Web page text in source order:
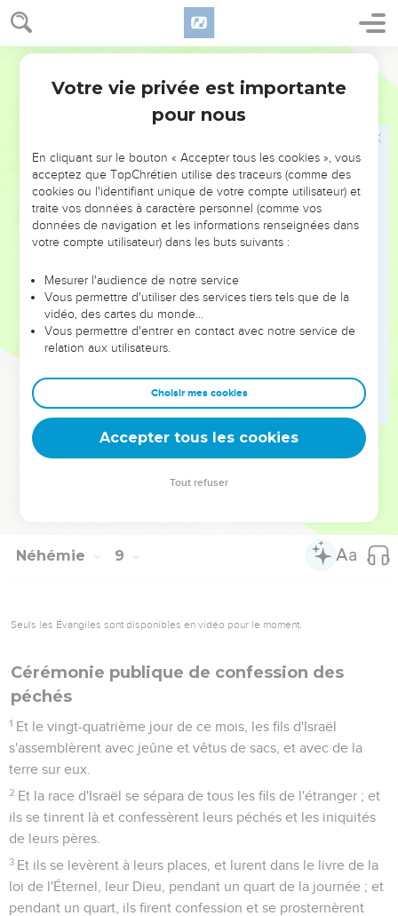
Néhémie 8
de la loi.
14 Et ils trouvèrent écrit dans la loi que l'Éternel avait
dans des tabernacles pendant la fête du septième mois,
et qu'ils devaient faire entendre et faire passer une
proclamation dans toutes leurs villes et à Jérusalem, disant :
Sortez dans la montagne, et apportez des branches d'olivier,
et des branches d'olivier sauvage, et des branches de myrte,
et des branches de palmier, et des branches d'arbres touffus,
pour faire des tabernacles, comme il est écrit.
Et le peuple sortit et en rapporta, et ils se firent des
tabernacles, chacun sur son toit, et dans leurs cours, et dans
les parvis de la maison de Dieu, et sur la place de la porte
des eaux, et sur la place de la porte d'Éphraïm.
Et toute la congrégation de ceux qui étaient revenus de la
tabernacles ; car les fils d'Israël n'avaient pas fait cela depuis
les jours de Josué, fils de Nun, jusqu'à ce jour-là. Et il y eut
une très-grande joie.
Et on lut dans le livre de la loi de Dieu chaque jour, depuis
le premier jour jusqu'au dernier jour. Et ils célébrèrent la fête
Néhémie 9
Seuls les Évangiles sont disponibles en vidéo pour le moment.
Cérémonie publique de confession des
péchés
1 Et le vingt-quatrième jour de ce mois, les fils d'Israël
s'assemblèrent avec jeûne et vêtus de sacs, et avec de la
terre sur eux.
2 Et la race d'Israël se sépara de tous les fils de l'étranger ; et
ils se tinrent là et confessèrent leurs péchés et les iniquités
de leurs pères.
3 Et ils se levèrent à leurs places, et lurent dans le livre de la
loi de l'Éternel, leur Dieu, pendant un quart de la journée ; et
pendant un quart, ils firent confession et se prosternèrent
Votre vie privée est importante
pour nous
En cliquant sur le bouton « Accepter tous les cookies », vous
acceptez que TopChrétien utilise des traceurs (comme des
cookies ou l'identifiant unique de votre compte utilisateur) et
traite vos données à caractère personnel (comme vos
données de navigation et les informations renseignées dans
votre compte utilisateur) dans les buts suivants :
Mesurer l'audience de notre service
Vous permettre d'utiliser des services tiers tels que de la
vidéo, des cartes du monde…
Vous permettre d'entrer en contact avec notre service de
relation aux utilisateurs.
Choisir mes cookies
Accepter tous les cookies
Tout refuser